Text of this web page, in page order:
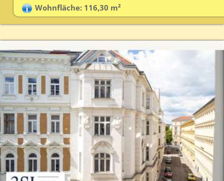
Wohnfläche: 116,30 m²